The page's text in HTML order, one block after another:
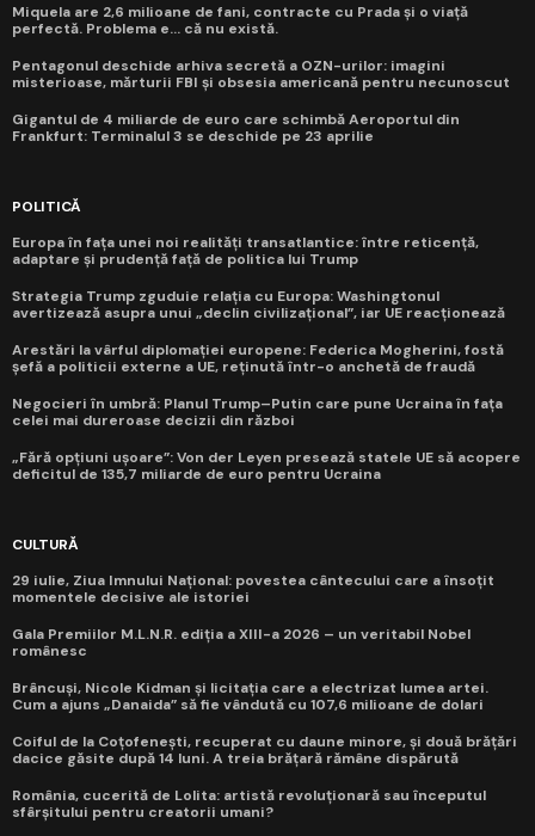
Miquela are 2,6 milioane de fani, contracte cu Prada și o viață
perfectă. Problema e... că nu există.
Pentagonul deschide arhiva secretă a OZN-urilor: imagini
misterioase, mărturii FBI și obsesia americană pentru necunoscut
Gigantul de 4 miliarde de euro care schimbă Aeroportul din
Frankfurt: Terminalul 3 se deschide pe 23 aprilie
POLITICĂ
Europa în fața unei noi realități transatlantice: între reticență,
adaptare și prudență față de politica lui Trump
Strategia Trump zguduie relația cu Europa: Washingtonul
avertizează asupra unui „declin civilizațional”, iar UE reacționează
Arestări la vârful diplomației europene: Federica Mogherini, fostă
șefă a politicii externe a UE, reținută într-o anchetă de fraudă
Negocieri în umbră: Planul Trump–Putin care pune Ucraina în fața
celei mai dureroase decizii din război
„Fără opțiuni ușoare”: Von der Leyen presează statele UE să acopere
deficitul de 135,7 miliarde de euro pentru Ucraina
CULTURĂ
29 iulie, Ziua Imnului Național: povestea cântecului care a însoțit
momentele decisive ale istoriei
Gala Premiilor M.L.N.R. ediția a XIII-a 2026 – un veritabil Nobel
românesc
Brâncuși, Nicole Kidman și licitația care a electrizat lumea artei.
Cum a ajuns „Danaida” să fie vândută cu 107,6 milioane de dolari
Coiful de la Coțofenești, recuperat cu daune minore, și două brățări
dacice găsite după 14 luni. A treia brățară rămâne dispărută
România, cucerită de Lolita: artistă revoluționară sau începutul
sfârșitului pentru creatorii umani?